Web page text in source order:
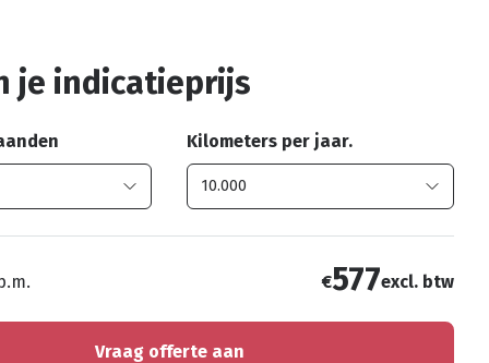
je indicatieprijs
Kilometers per jaar.
€577excl. btw
Vraag offerte aan